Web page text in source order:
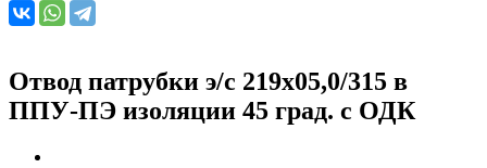
Отвод патрубки э/с 219х05,0/315 в
ППУ-ПЭ изоляции 45 град. с ОДК